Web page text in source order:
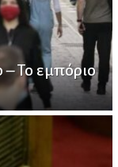
Το εμπόριο